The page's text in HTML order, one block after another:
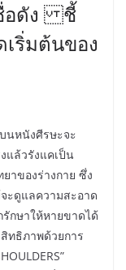
ชื่อดัง ชี้
ริ่มต้นของ
นหนังศีรษะจะ
แล้วรังแคเป็น
าของร่างกาย ซึ่ง
ะดูแลความสะอาด
กษาให้หายขาดได้
ทธิภาพด้วยการ